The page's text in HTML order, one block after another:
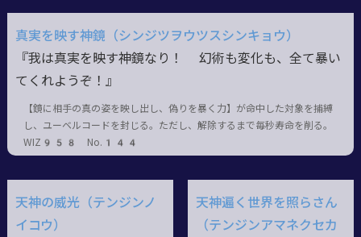
真実を映す神鏡（シンジツヲウツスシンキョウ）
『我は真実を映す神鏡なり！ 幻術も変化も、全て暴い
てくれようぞ！』
【鏡に相手の真の姿を映し出し、偽りを暴く力】が命中した対象を捕縛
し、ユーベルコードを封じる。ただし、解除するまで毎秒寿命を削る。
WIZ958 No.144
天神の威光（テンジンノ
イコウ）
天神遍く世界を照らさん
（テンジンアマネクセカ